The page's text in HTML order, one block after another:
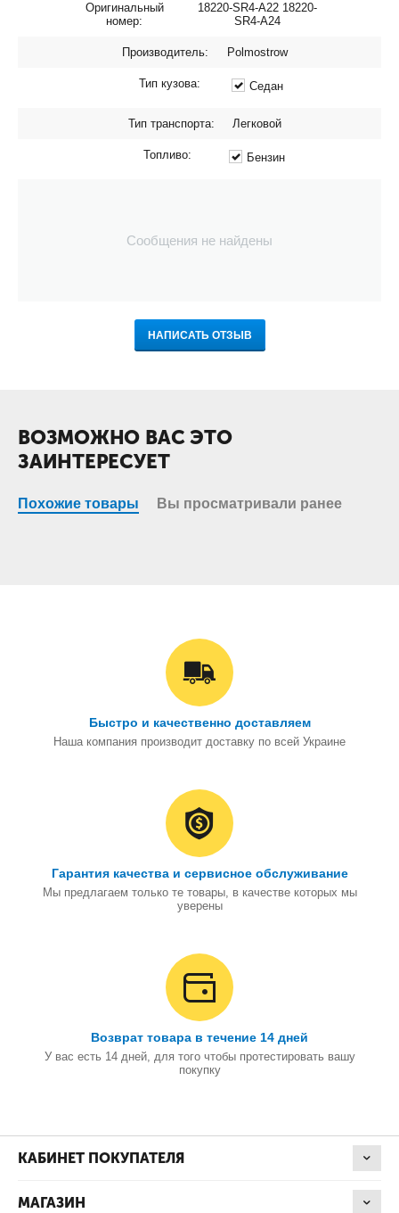
Оригинальный
номер:
18220-SR4-A22 18220-
SR4-A24
Производитель: Polmostrow
Тип кузова: Седан
Тип транспорта: Легковой
Топливо: Бензин
Сообщения не найдены
НАПИСАТЬ ОТЗЫВ
ВОЗМОЖНО ВАС ЭТО
ЗАИНТЕРЕСУЕТ
Похожие товары Вы просматривали ранее
Быстро и качественно доставляем
Наша компания производит доставку по всей Украине
Гарантия качества и сервисное обслуживание
Мы предлагаем только те товары, в качестве которых мы
уверены
Возврат товара в течение 14 дней
У вас есть 14 дней, для того чтобы протестировать вашу
покупку
КАБИНЕТ ПОКУПАТЕЛЯ
МАГАЗИН